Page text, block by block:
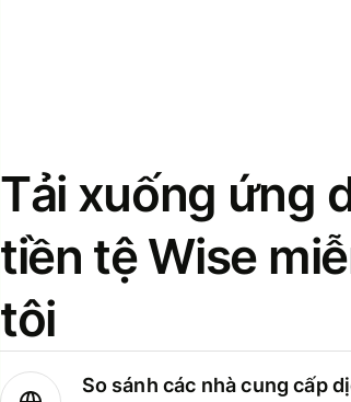
Tải xuống ứng
tiền tệ Wise
tôi
So sánh các nhà cung cấp